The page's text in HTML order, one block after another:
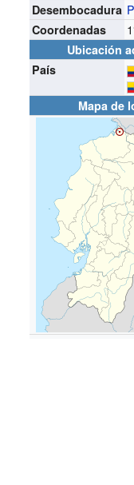
Desembocadura
Coordenadas
Ubicación
País
Mapa de